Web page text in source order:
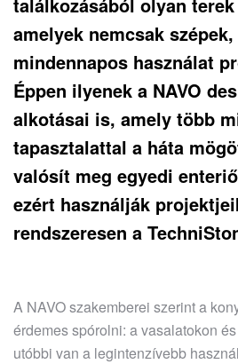
amelyek nemcsak
mindennapos használat
Éppen ilyenek a NAVO
alkotásai is, amely több
tapasztalattal a háta
valósít meg egyedi
ezért használják
rendszeresen a
A NAVO szakemberei szerint a
érdemes spórolni: a vasalatokon
utóbbi van a legintenzívebb